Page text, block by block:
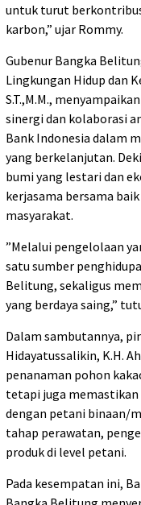
untuk turut
karbon,” ujar Rommy.
Gubenur Bangka
Lingkungan Hidup dan
S.T.,M.M.,
sinergi dan kolaborasi
Bank Indonesia dalam
yang berkelanjutan.
bumi yang lestari dan
kerjasama bersama
masyarakat.
”Melalui pengelolaan
satu sumber
Belitung, sekaligus
yang berdaya saing,”
Dalam sambutannya,
Hidayatussalikin, K.H.
penanaman pohon
tetapi juga memastikan
dengan petani binaan/
tahap perawatan,
produk di level petani.
Pada kesempatan ini,